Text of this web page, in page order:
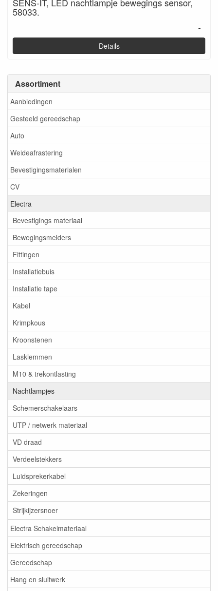
Assortiment
Aanbiedingen
Gesteeld gereedschap
Auto
Weideafrastering
Bevestigingsmaterialen
CV
Electra
Bevestigings materiaal
Bewegingsmelders
Fittingen
Installatiebuis
Installatie tape
Kabel
Krimpkous
Kroonstenen
Lasklemmen
M10 & trekontlasting
Nachtlampjes
Schemerschakelaars
UTP / netwerk materiaal
VD draad
Verdeelstekkers
Luidsprekerkabel
Zekeringen
Strijkijzersnoer
Electra Schakelmateriaal
Elektrisch gereedschap
Gereedschap
Hang en sluitwerk
58033.
-
Details